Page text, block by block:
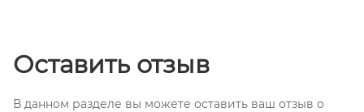
Оставить отзыв
В данном разделе вы можете оставить ваш отзыв о